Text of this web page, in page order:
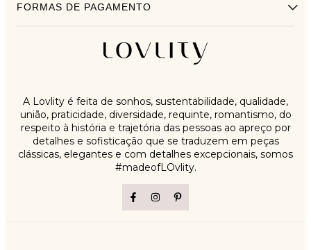
FORMAS DE PAGAMENTO
A Lovlity é feita de sonhos, sustentabilidade, qualidade,
união, praticidade, diversidade, requinte, romantismo, do
respeito à história e trajetória das pessoas ao apreço por
detalhes e sofisticação que se traduzem em peças
clássicas, elegantes e com detalhes excepcionais, somos
#madeofLOvlity.